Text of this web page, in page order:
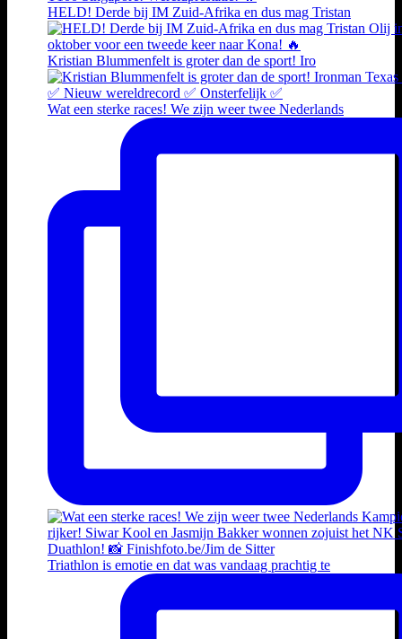
HELD! Derde bij IM Zuid-Afrika en dus mag Tristan
Kristian Blummenfelt is groter dan de sport! Iro
Wat een sterke races! We zijn weer twee Nederlands
Triathlon is emotie en dat was vandaag prachtig te